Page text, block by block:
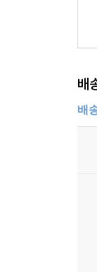
배
배